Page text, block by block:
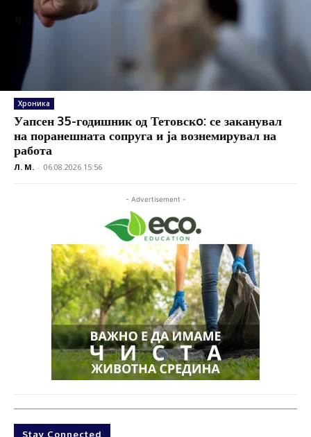
Хроника
Уапсен 35-годишник од Тетовскo: се заканувал
на поранешната сопруга и ја вознемирувал на
работа
Л. М. - 06.08.2026 15:56
- Advertisement -
Stay Connected